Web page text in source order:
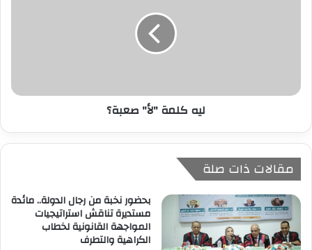
ليه كلمة "لأ" صعبة؟
مقالات ذات صلة
بحضور نخبة من رجال الدولة.. مائدة
مستديرة تناقش استراتيجيات
المواجهة القانونية لخطاب
الكراهية والتطرف